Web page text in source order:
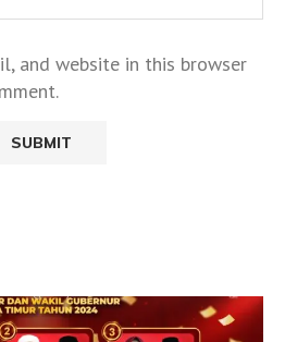
and website in this browser